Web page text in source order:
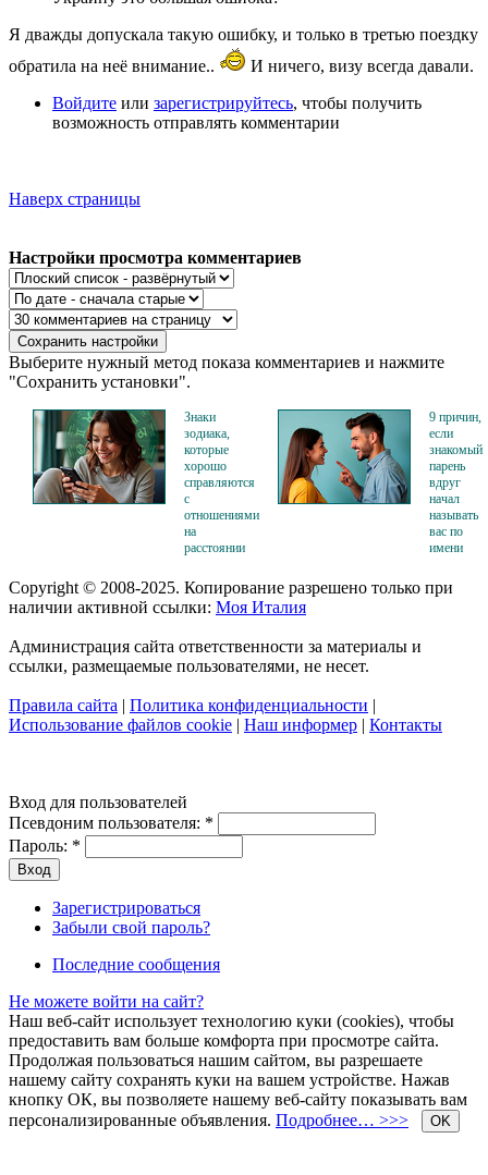
Я дважды допускала такую ошибку, и только в третью поездку
обратила на неё внимание..
И ничего, визу всегда давали.
Войдите или зарегистрируйтесь, чтобы получить
возможность отправлять комментарии
Наверх страницы
Настройки просмотра комментариев
Выберите нужный метод показа комментариев и нажмите
"Сохранить установки".
Знаки
зодиака,
которые
хорошо
справляются
с
отношениями
на
расстоянии
9 причин,
если
знакомый
парень
вдруг
начал
называть
вас по
имени
Copyright © 2008-2025. Копирование разрешено только при
наличии активной ссылки: Моя Италия
Администрация сайта ответственности за материалы и
ссылки, размещаемые пользователями, не несет.
Правила сайта | Политика конфиденциальности |
Использование файлов cookie | Наш информер | Контакты
Вход для пользователей
Псевдоним пользователя: *
Пароль: *
Зарегистрироваться
Забыли свой пароль?
Последние сообщения
Не можете войти на сайт?
Наш веб-сайт использует технологию куки (cookies), чтобы
предоставить вам больше комфорта при просмотре сайта.
Продолжая пользоваться нашим сайтом, вы разрешаете
нашему сайту сохранять куки на вашем устройстве. Нажав
кнопку ОК, вы позволяете нашему веб-сайту показывать вам
персонализированные объявления. Подробнее… >>> OK